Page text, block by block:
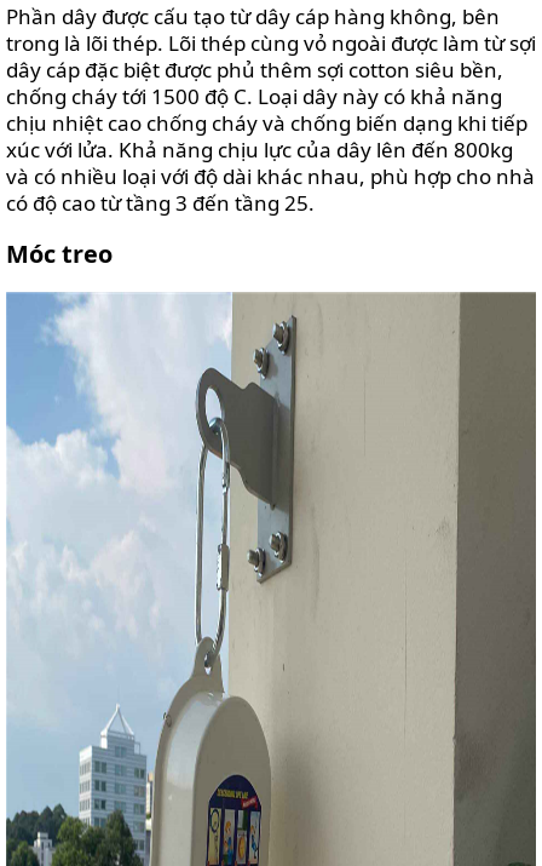
Phần dây được cấu tạo từ dây cáp hàng không, bên
trong là lõi thép. Lõi thép cùng vỏ ngoài được làm từ sợi
dây cáp đặc biệt được phủ thêm sợi cotton siêu bền,
chống cháy tới 1500 độ C. Loại dây này có khả năng
chịu nhiệt cao chống cháy và chống biến dạng khi tiếp
xúc với lửa. Khả năng chịu lực của dây lên đến 800kg
và có nhiều loại với độ dài khác nhau, phù hợp cho nhà
có độ cao từ tầng 3 đến tầng 25.
Móc treo